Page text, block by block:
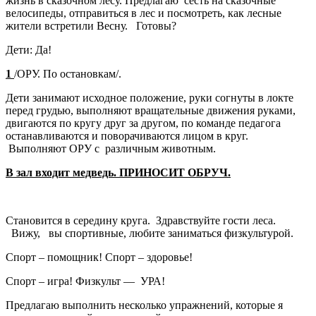
велосипеды, отправиться в лес и посмотреть, как лесные
жители встретили Весну. Готовы?
Дети: Да!
1 /ОРУ. По остановкам/.
Дети занимают исходное положение, руки согнуты в локте
перед грудью, выполняют вращательные движения руками,
двигаются по кругу друг за другом, по команде педагога
останавливаются и поворачиваются лицом в круг.
Выполняют ОРУ с различным животным.
В зал входит медведь. ПРИНОСИТ ОБРУЧ.
Становится в середину круга. Здравствуйте гости леса.
Вижу, вы спортивные, любите заниматься физкультурой.
Спорт – помощник! Спорт – здоровье!
Спорт – игра! Физкульт — УРА!
Предлагаю выполнить несколько упражнений, которые я